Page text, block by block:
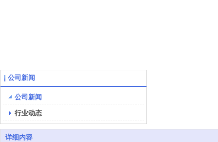
公司新闻
公司新闻
行业动态
详细内容